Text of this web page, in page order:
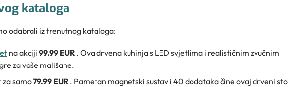
kataloga
odabrali iz trenutnog kataloga:
na akciji 99.99 EUR . Ova drvena kuhinja s LED svjetlima i realističnim zvučnim
za vaše mališane.
za samo79.99 EUR . Pametan magnetski sustav i 40 dodataka čine ovaj drveni